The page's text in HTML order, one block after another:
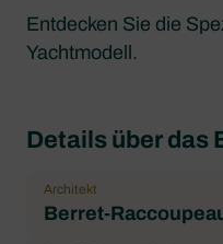
Entdecken Sie die
Yachtmodell.
Details über das
Architekt
Berret-